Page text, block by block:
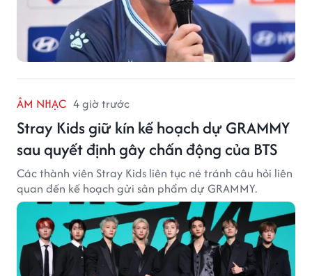
ÂM NHẠC 4 giờ trước
Stray Kids giữ kín kế hoạch dự GRAMMY
sau quyết định gây chấn động của BTS
Các thành viên Stray Kids liên tục né tránh câu hỏi liên
quan đến kế hoạch gửi sản phẩm dự GRAMMY.